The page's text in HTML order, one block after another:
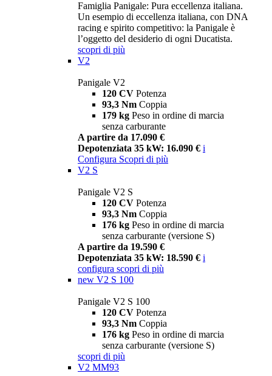
Famiglia Panigale: Pura eccellenza italiana.
Un esempio di eccellenza italiana, con DNA
racing e spirito competitivo: la Panigale è
l’oggetto del desiderio di ogni Ducatista.
scopri di più
V2
Panigale V2
120 CV Potenza
93,3 Nm Coppia
179 kg Peso in ordine di marcia
senza carburante
A partire da 17.090 €
Depotenziata 35 kW: 16.090 € i
Configura Scopri di più
V2 S
Panigale V2 S
120 CV Potenza
93,3 Nm Coppia
176 kg Peso in ordine di marcia
senza carburante (versione S)
A partire da 19.590 €
Depotenziata 35 kW: 18.590 € i
configura scopri di più
new V2 S 100
Panigale V2 S 100
120 CV Potenza
93,3 Nm Coppia
176 kg Peso in ordine di marcia
senza carburante (versione S)
scopri di più
V2 MM93